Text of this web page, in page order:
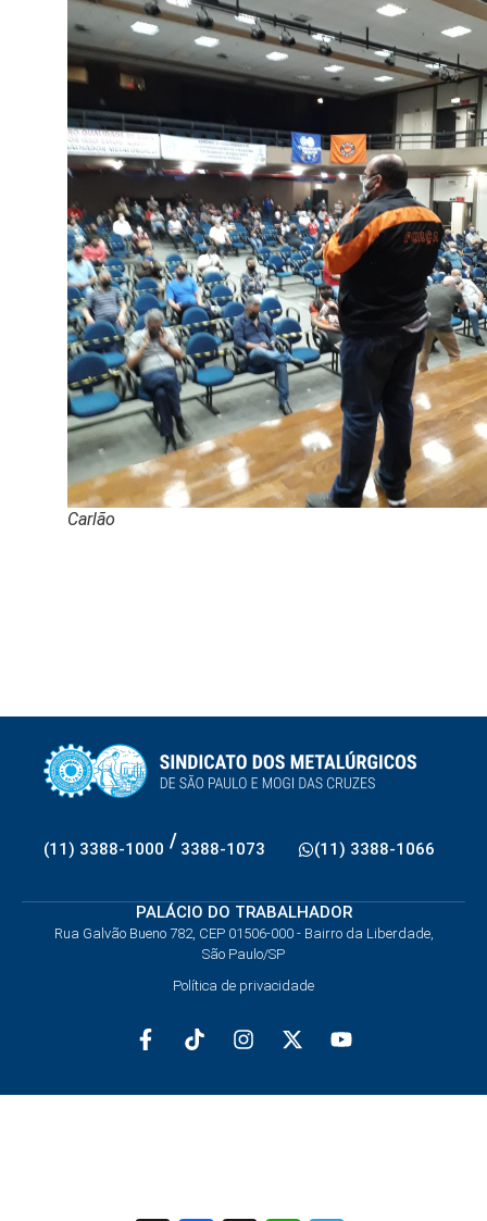
Carlão
(11) 3388-1000 / 3388-1073 (11) 3388-1066
PALÁCIO DO TRABALHADOR
Rua Galvão Bueno 782, CEP 01506-000 - Bairro da Liberdade,
São Paulo/SP
Política de privacidade